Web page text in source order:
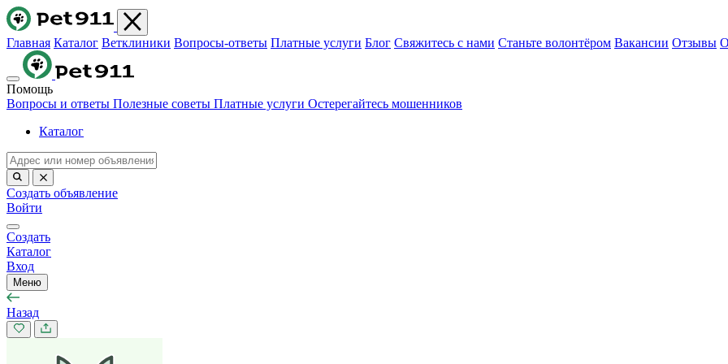
Главная Каталог Ветклиники Вопросы-ответы Платные услуги Блог Свяжитесь с нами Станьте волонтёром Вакансии Отзывы
Помощь
Вопросы и ответы Полезные советы Платные услуги Остерегайтесь мошенников
Каталог
Создать объявление
Войти
Создать
Каталог
Вход
Меню
Назад